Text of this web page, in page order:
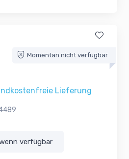
Momentan nicht verfügbar
Lieferung
verfügbar